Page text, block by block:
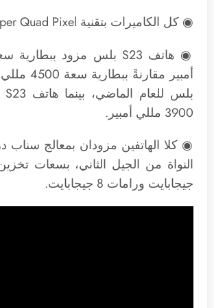
◉ كل الكاميرات بتقنية Super Quad Pixel.
3900 مللي أمبير.
جيجابايت ورامات 8 جيجابايت.